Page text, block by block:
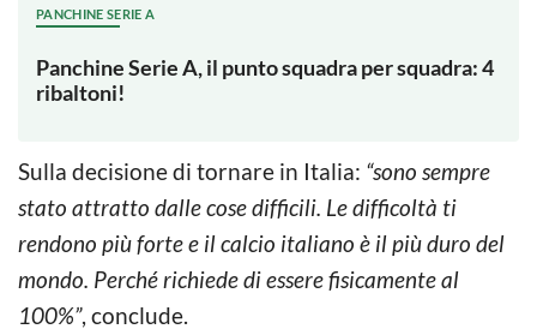
PANCHINE SERIE A
Panchine Serie A, il punto squadra per squadra: 4
ribaltoni!
Sulla decisione di tornare in Italia: “sono sempre
stato attratto dalle cose difficili. Le difficoltà ti
rendono più forte e il calcio italiano è il più duro del
mondo. Perché richiede di essere fisicamente al
100%”, conclude.